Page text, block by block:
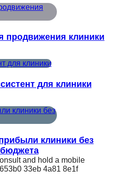
продвижения клиники
для клиники
клиники без
бюджета